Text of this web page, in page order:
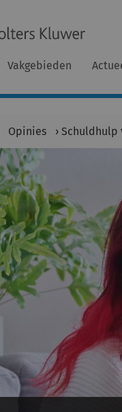
Vakgebieden
Opinies › Schuldhulp